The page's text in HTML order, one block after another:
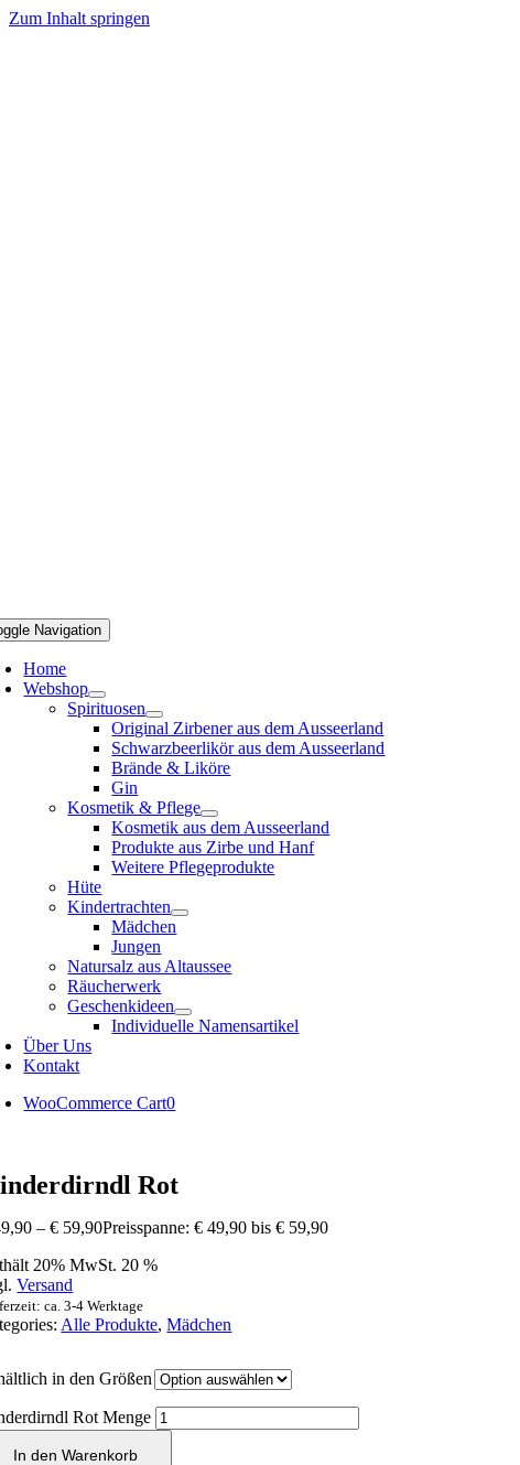
Zum Inhalt springen
Navigation
Home
Webshop
Spirituosen
Original Zirbener aus dem Ausseerland
Schwarzbeerlikör aus dem Ausseerland
Brände & Liköre
Gin
Kosmetik & Pflege
Kosmetik aus dem Ausseerland
Produkte aus Zirbe und Hanf
Weitere Pflegeprodukte
Hüte
Kindertrachten
Mädchen
Jungen
Natursalz aus Altaussee
Räucherwerk
Geschenkideen
Individuelle Namensartikel
Über Uns
Kontakt
WooCommerce Cart0
Rot
–€ 59,90Preisspanne: € 49,90 bis € 59,90
20% MwSt. 20 %
Versand
ca. 3-4 Werktage
Alle Produkte,Mädchen
in den Größen
Rot Menge
In den Warenkorb